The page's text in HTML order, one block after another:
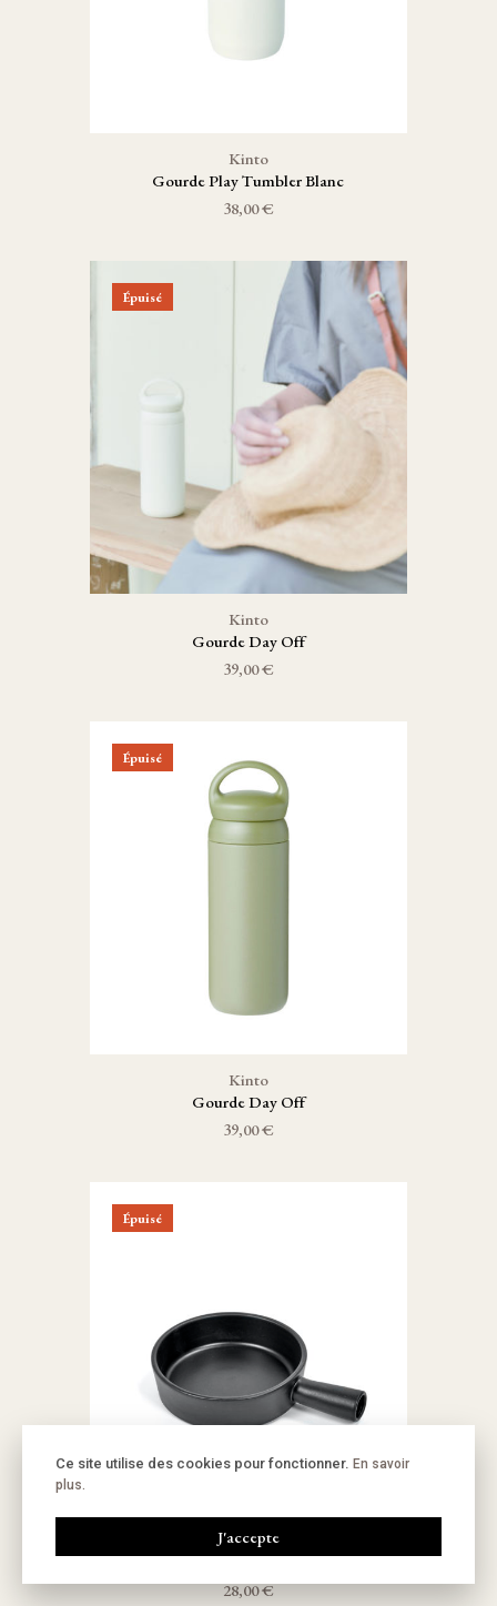
Kinto
Gourde Play Tumbler Blanc
38,00 €
Épuisé
Kinto
Gourde Day Off
39,00 €
Épuisé
Kinto
Gourde Day Off
39,00 €
Épuisé
Serax
Casserole Terracotta M
28,00 €
Ce site utilise des cookies pour fonctionner. En savoir
plus.
J'accepte